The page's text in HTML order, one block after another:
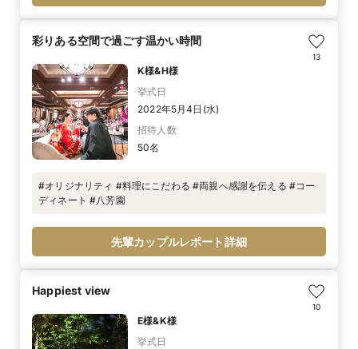
彩りある空間で過ごす温かい時間
13
K様&H様
挙式日
2022年5月4日(水)
招待人数
50名
#オリジナリティ #料理にこだわる #両親へ感謝を伝える #コー
ディネート #八芳園
先輩カップルレポート詳細
Happiest view
10
E様&K様
挙式日